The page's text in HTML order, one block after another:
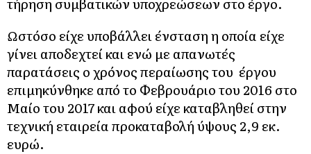
Ωστόσο είχε υποβάλλει ένσταση η οποία είχε
γίνει αποδεχτεί και ενώ με απανωτές
παρατάσεις ο χρόνος περαίωσης του έργου
επιμηκύνθηκε από το Φεβρουάριο του 2016 στο
Μαίο του 2017 και αφού είχε καταβληθεί στην
τεχνική εταιρεία προκαταβολή ύψους 2,9 εκ.
ευρώ.